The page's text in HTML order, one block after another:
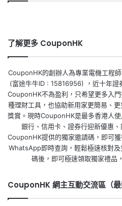
了解更多 CouponHK
CouponHK的創辦人為專業電機工程
(富途牛牛ID : 15816956) ，近十年證
CouponHK不為盈利，只希望更多入
種理財工具，也協助新用家更簡易、
獎賞。現時CouponHK是最多香港人
銀行、信用卡、證券行迎新優惠
CouponHK提供的獨家邀請碼，即可
WhatsApp即時查詢，輕鬆極速核對
碼後，即可極速領取獨家禮品
CouponHK 網主互動交流區（最